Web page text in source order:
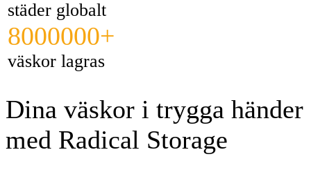
städer globalt
8000000+
väskor lagras
Dina väskor i trygga händer
med Radical Storage